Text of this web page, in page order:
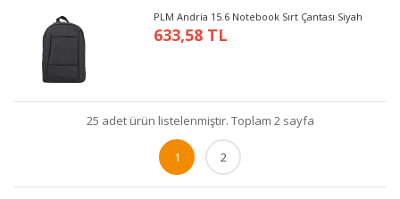
PLM Andria 15.6 Notebook Sırt Çantası Siyah
633,58 TL
25 adet ürün listelenmiştir. Toplam 2 sayfa
1 2